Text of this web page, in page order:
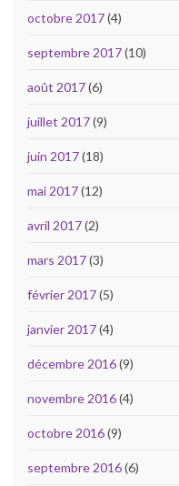
octobre 2017(4)
septembre 2017(10)
août 2017(6)
juillet 2017(9)
juin 2017(18)
mai 2017(12)
avril 2017(2)
mars 2017(3)
février 2017(5)
janvier 2017(4)
décembre 2016(9)
novembre 2016(4)
octobre 2016(9)
septembre 2016(6)